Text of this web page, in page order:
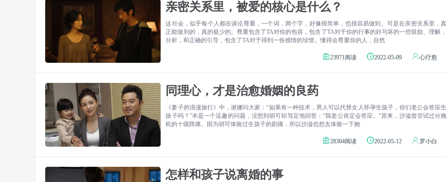
亲密关系里，被爱的核心是什么？
这社会，似乎每个人都在谈论尊重，一个词，两个字，好像很简单，也很容易做到。可是在亲密关系里，真
正能做到的，真的挺少的。尊重包含了TA对你的包容，包含了TA对于你的行事的好与坏的一些鼓励、理解，
分析，和正确的引导，包含了TA对于得到一份感情的珍惜。懂得会尊重你的人，自然
心疗愈
2022-05-09
23971阅读
同理心，才是治愈婚姻的良药
《妻子的浪漫旅行》中，谢娜问大家：“如果有一种技术，男人可以代替女人怀孕生孩子，你们老公会答应生
孩子吗？”本是一个逗趣的问题，没想到胡可却笃定地回答：“我老公肯定会答应。”原来，沙溢曾尝试过分娩
机的十级阵痛。因为胡可体验过生孩子的剧痛，所以沙溢也想去体验一下她
罗小白
2022-05-12
28304阅读
怎样和孩子说离婚的事